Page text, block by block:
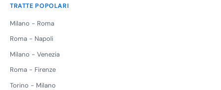
TRATTE POPOLARI
Milano - Roma
Roma - Napoli
Milano - Venezia
Roma - Firenze
Torino - Milano